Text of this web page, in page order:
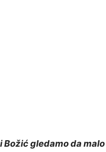
Božić gledamo da